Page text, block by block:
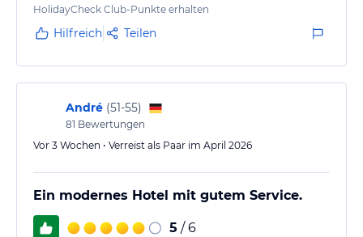
HolidayCheck Club-Punkte erhalten
Hilfreich Teilen
André (51-55)
81 Bewertungen
Vor 3 Wochen • Verreist als Paar im April 2026
Ein modernes Hotel mit gutem Service.
5 / 6